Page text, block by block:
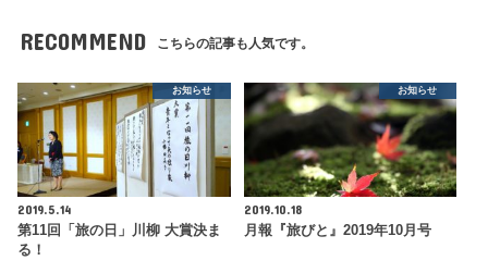
RECOMMEND こちらの記事も人気です。
お知らせ
2019.5.14
第11回「旅の日」川柳 大賞決ま
る！
お知らせ
2019.10.18
月報『旅びと』2019年10月号